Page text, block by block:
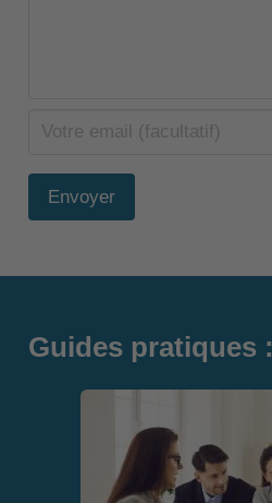
Envoyer
Guides pratiques :